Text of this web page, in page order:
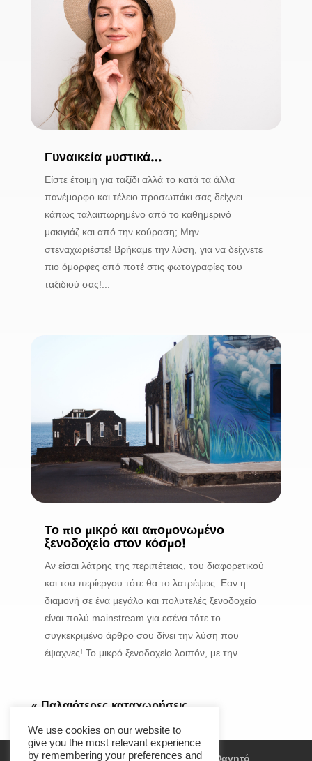
Γυναικεία μυστικά…
Είστε έτοιμη για ταξίδι αλλά το κατά τα άλλα
πανέμορφο και τέλειο προσωπάκι σας δείχνει
κάπως ταλαιπωρημένο από το καθημερινό
μακιγιάζ και από την κούραση; Μην
στεναχωριέστε! Βρήκαμε την λύση, για να δείχνετε
πιο όμορφες από ποτέ στις φωτογραφίες του
ταξιδιού σας!...
Το πιο μικρό και απομονωμένο
ξενοδοχείο στον κόσμο!
Αν είσαι λάτρης της περιπέτειας, του διαφορετικού
και του περίεργου τότε θα το λατρέψεις. Εαν η
διαμονή σε ένα μεγάλο και πολυτελές ξενοδοχείο
είναι πολύ mainstream για εσένα τότε το
συγκεκριμένο άρθρο σου δίνει την λύση που
έψαχνες! Το μικρό ξενοδοχείο λοιπόν, με την...
« Παλαιότερες καταχωρήσεις
Αξιοθέατα Travel Experience Φαγητό
We use cookies on our website to
give you the most relevant experience
by remembering your preferences and